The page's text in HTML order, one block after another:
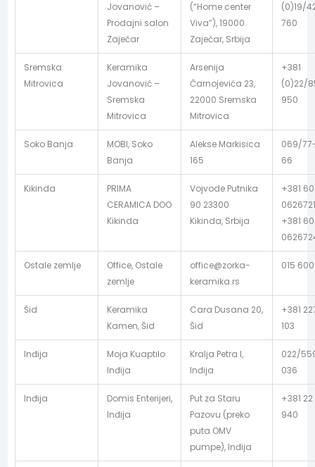
Jovanović –
Prodajni salon
Zaječar
(“Home center
Viva”), 19000
Zaječar, Srbija
(0)19/
760
Sremska
Mitrovica
Keramika
Jovanović –
Sremska
Mitrovica
Arsenija
Čarnojevića 23,
22000 Sremska
Mitrovica
+381
(0)22/
950
Soko Banja
MOBI, Soko
Banja
Alekse Markisica
165
069/
66
Kikinda
PRIMA
CERAMICA DOO
Kikinda
Vojvode Putnika
90 23300
Kikinda, Srbija
+381 60
0626721
+381 60
Ostale zemlje
Office, Ostale
zemlje
office@zorka-
keramika.rs
015
Šid
Keramika
Kamen, Šid
Cara Dusana 20,
Šid
+381
103
Inđija
Moja Kuaptilo
Inđija
Kralja Petra I,
Inđija
022/
036
Inđija
Domis Enterijeri,
Inđija
Put za Staru
Pazovu (preko
puta OMV
pumpe), Inđija
+381
940